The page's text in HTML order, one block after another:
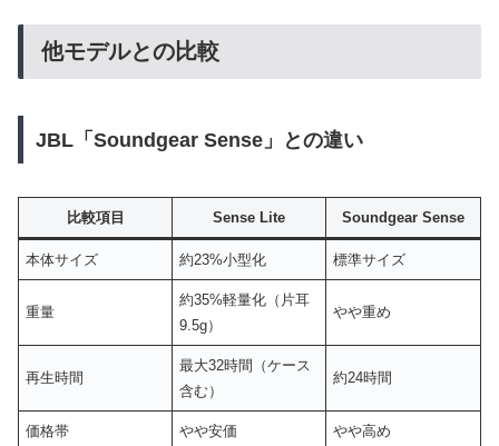
他モデルとの比較
JBL「Soundgear Sense」との違い
比較項目 Sense Lite Soundgear Sense
本体サイズ 約23%小型化 標準サイズ
重量
約35%軽量化（片耳
9.5g）
やや重め
再生時間
最大32時間（ケース
含む）
約24時間
価格帯 やや安価 やや高め